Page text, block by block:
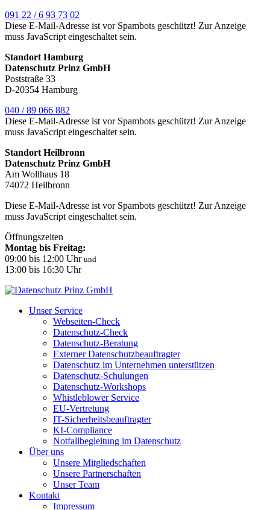
091 22 / 6 93 73 02
Diese E-Mail-Adresse ist vor Spambots geschützt! Zur Anzeige
muss JavaScript eingeschaltet sein.
Standort Hamburg
Datenschutz Prinz GmbH
Poststraße 33
D-20354 Hamburg
040 / 89 066 882
Diese E-Mail-Adresse ist vor Spambots geschützt! Zur Anzeige
muss JavaScript eingeschaltet sein.
Standort Heilbronn
Datenschutz Prinz GmbH
Am Wollhaus 18
74072 Heilbronn
Diese E-Mail-Adresse ist vor Spambots geschützt! Zur Anzeige
muss JavaScript eingeschaltet sein.
Öffnungszeiten
Montag bis Freitag:
09:00 bis 12:00 Uhr und
13:00 bis 16:30 Uhr
Unser Service
Webseiten-Check
Datenschutz-Check
Datenschutz-Beratung
Externer Datenschutzbeauftragter
Datenschutz im Unternehmen unterstützen
Datenschutz-Schulungen
Datenschutz-Workshops
Whistleblower Service
EU-Vertretung
IT-Sicherheitsbeauftragter
KI-Compliance
Notfallbegleitung im Datenschutz
Über uns
Unsere Mitgliedschaften
Unsere Partnerschaften
Unser Team
Kontakt
Impressum